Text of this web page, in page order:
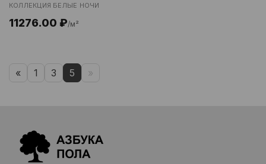
КОЛЛЕКЦИЯ БЕЛЫЕ НОЧИ
11276.00 ₽/м²
« 1 3 5 »